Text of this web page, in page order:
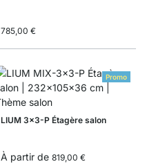
785,00 €
Promo
LIUM 3x3-P Étagère salon
À partir de 819,00 €